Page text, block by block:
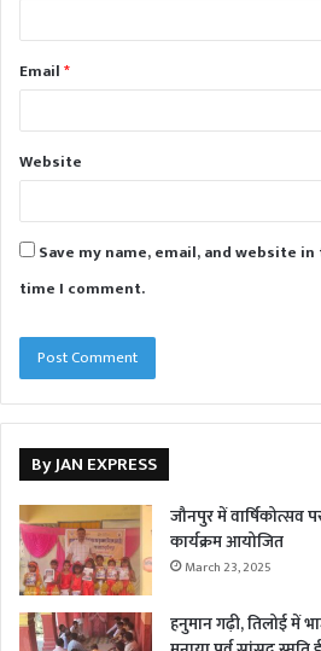
Email*
Website
Save my name, email, and website
time I comment.
By JAN EXPRESS
जौनपुर में वार्षिकोत्सव
कार्यक्रम आयोजित
March 23, 2025
हनुमान गढ़ी, तिलोई में